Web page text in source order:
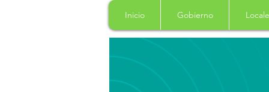
Inicio Gobierno